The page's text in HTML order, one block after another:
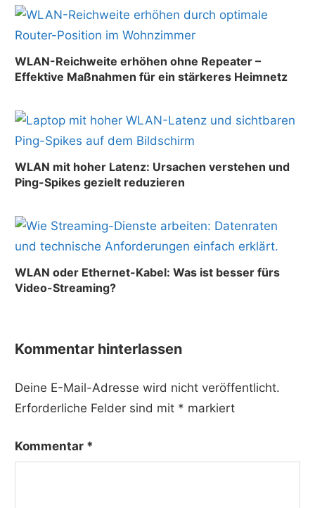
WLAN-Reichweite erhöhen ohne Repeater –
Effektive Maßnahmen für ein stärkeres Heimnetz
WLAN mit hoher Latenz: Ursachen verstehen und
Ping-Spikes gezielt reduzieren
WLAN oder Ethernet-Kabel: Was ist besser fürs
Video-Streaming?
Kommentar hinterlassen
Deine E-Mail-Adresse wird nicht veröffentlicht.
Erforderliche Felder sind mit * markiert
Kommentar *